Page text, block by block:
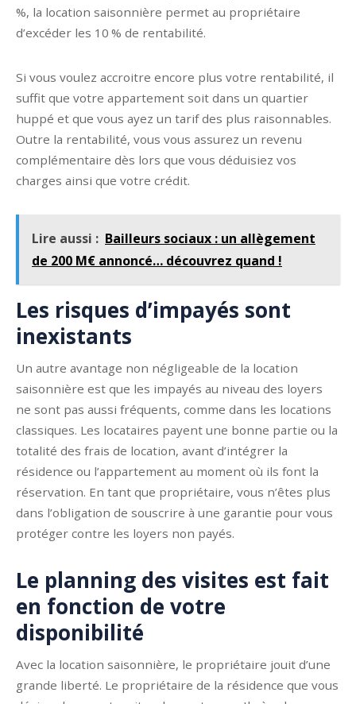
%, la location saisonnière permet au propriétaire
d’excéder les 10 % de rentabilité.
Si vous voulez accroitre encore plus votre rentabilité, il
suffit que votre appartement soit dans un quartier
huppé et que vous ayez un tarif des plus raisonnables.
Outre la rentabilité, vous vous assurez un revenu
complémentaire dès lors que vous déduisiez vos
charges ainsi que votre crédit.
Lire aussi : Bailleurs sociaux : un allègement
de 200 M€ annoncé… découvrez quand !
Les risques d’impayés sont
inexistants
Un autre avantage non négligeable de la location
saisonnière est que les impayés au niveau des loyers
ne sont pas aussi fréquents, comme dans les locations
classiques. Les locataires payent une bonne partie ou la
totalité des frais de location, avant d’intégrer la
résidence ou l’appartement au moment où ils font la
réservation. En tant que propriétaire, vous n’êtes plus
dans l’obligation de souscrire à une garantie pour vous
protéger contre les loyers non payés.
Le planning des visites est fait
en fonction de votre
disponibilité
Avec la location saisonnière, le propriétaire jouit d’une
grande liberté. Le propriétaire de la résidence que vous